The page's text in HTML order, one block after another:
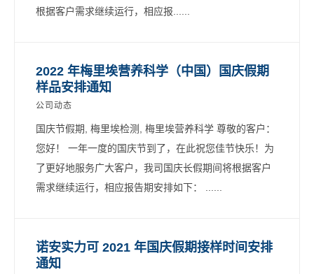
根据客户需求继续运行，相应报......
2022 年梅里埃营养科学（中国）国庆假期
样品安排通知
公司动态
国庆节假期, 梅里埃检测, 梅里埃营养科学 尊敬的客户：
您好！ 一年一度的国庆节到了，在此祝您佳节快乐！为
了更好地服务广大客户，我司国庆长假期间将根据客户
需求继续运行，相应报告期安排如下： ......
诺安实力可 2021 年国庆假期接样时间安排
通知